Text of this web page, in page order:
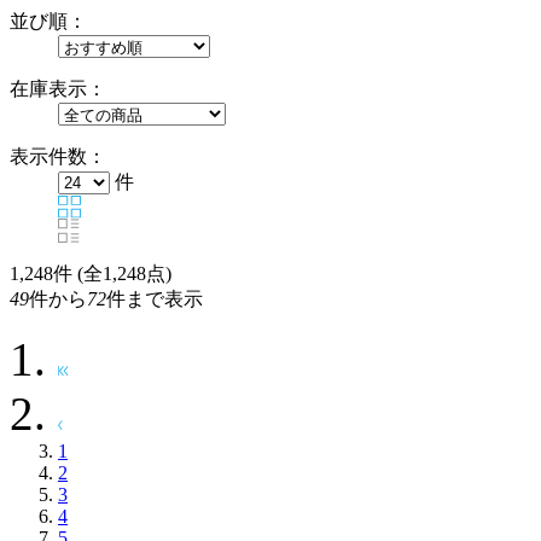
並び順：
在庫表示：
表示件数：
件
1,248件 (全1,248点)
49件から72件まで表示
1
2
3
4